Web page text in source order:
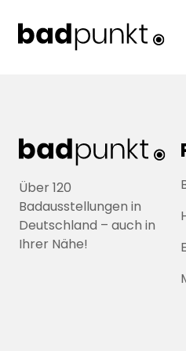
Über 120
Badausstellungen in
Deutschland – auch in
Ihrer Nähe!